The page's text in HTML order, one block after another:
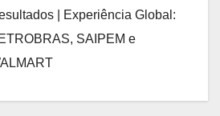
| Experiência Global:
SAIPEM e